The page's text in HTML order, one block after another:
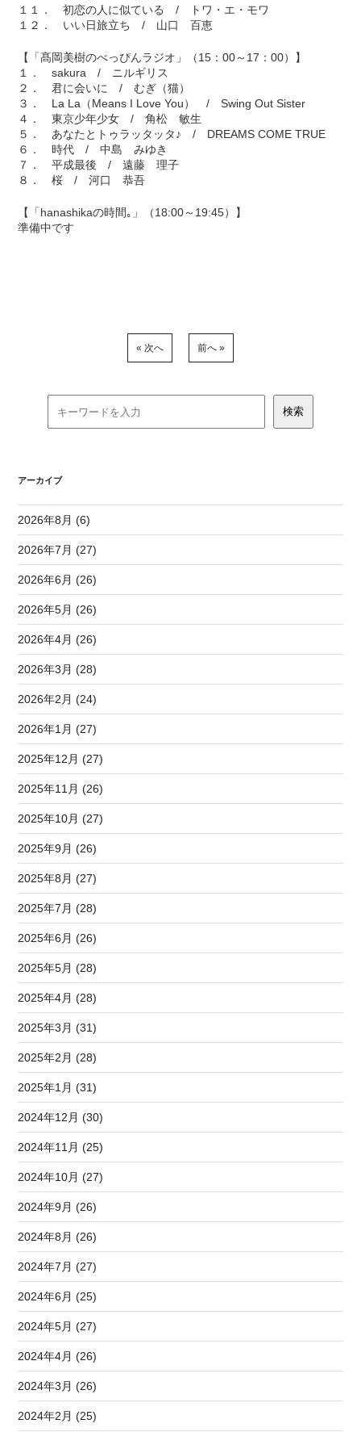
１１． 初恋の人に似ている / トワ・エ・モワ
１２． いい日旅立ち / 山口 百恵
【「髙岡美樹のべっぴんラジオ」（15：00～17：00）】
１． sakura / ニルギリス
２． 君に会いに / むぎ（猫）
３． La La（Means I Love You） / Swing Out Sister
４． 東京少年少女 / 角松 敏生
５． あなたとトゥラッタッタ♪ / DREAMS COME TRUE
６． 時代 / 中島 みゆき
７． 平成最後 / 遠藤 理子
８． 桜 / 河口 恭吾
【「hanashikaの時間｡」（18:00～19:45）】
準備中です
« 次へ 前へ »
アーカイブ
2026年8月 (6)
2026年7月 (27)
2026年6月 (26)
2026年5月 (26)
2026年4月 (26)
2026年3月 (28)
2026年2月 (24)
2026年1月 (27)
2025年12月 (27)
2025年11月 (26)
2025年10月 (27)
2025年9月 (26)
2025年8月 (27)
2025年7月 (28)
2025年6月 (26)
2025年5月 (28)
2025年4月 (28)
2025年3月 (31)
2025年2月 (28)
2025年1月 (31)
2024年12月 (30)
2024年11月 (25)
2024年10月 (27)
2024年9月 (26)
2024年8月 (26)
2024年7月 (27)
2024年6月 (25)
2024年5月 (27)
2024年4月 (26)
2024年3月 (26)
2024年2月 (25)